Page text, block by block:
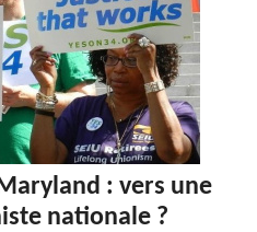
: vers une
nationale ?